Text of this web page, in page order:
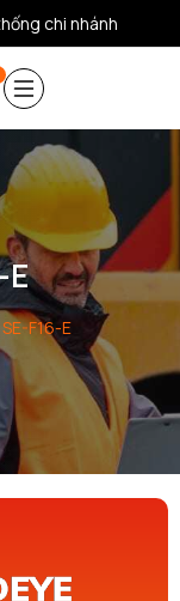
chi nhánh
F16-E